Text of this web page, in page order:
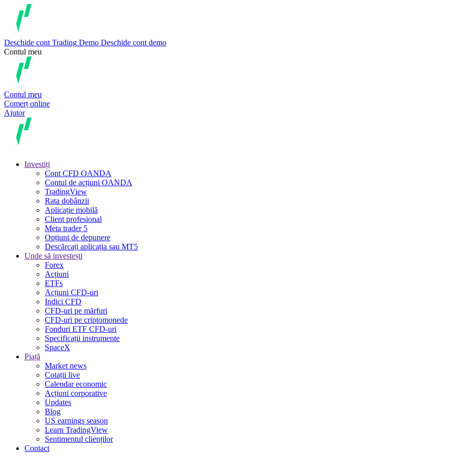
Deschide cont Trading Demo Deschide cont demo
Contul meu
Contul meu
Comerț online
Ajutor
Investiți
Cont CFD OANDA
Contul de acțiuni OANDA
TradingView
Rata dobânzii
Aplicație mobilă
Client profesional
Meta trader 5
Opțiuni de depunere
Descărcați aplicația sau MT5
Unde să investești
Forex
Acțiuni
ETFs
Acțiuni CFD-uri
Indici CFD
CFD-uri pe mărfuri
CFD-uri pe criptomonede
Fonduri ETF CFD-uri
Specificații instrumente
SpaceX
Piață
Market news
Cotații live
Calendar economic
Acțiuni corporative
Updates
Blog
US earnings season
Learn TradingView
Sentimentul clienților
Contact